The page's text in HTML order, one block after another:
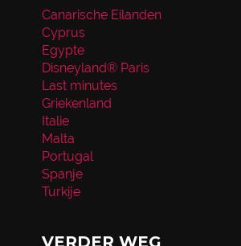
Canarische Eilanden
Cyprus
Egypte
Disneyland® Paris
Last minutes
Griekenland
Italie
Malta
Portugal
Spanje
Turkije
VERDER WEG